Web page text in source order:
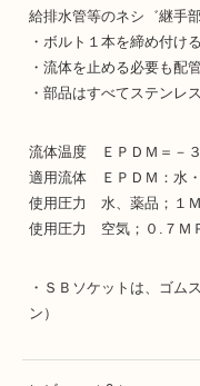
給排水管等のネシ゛継手
・ボルト１本を締め付け
・流体を止める必要も配
・部品はすべてステンレ
流体温度 ＥＰＤＭ＝－
適用流体 ＥＰＤＭ：水
使用圧力 水、薬品；１
使用圧力 空気；０.７Ｍ
・ＳＢソケットは、ゴム
ン）